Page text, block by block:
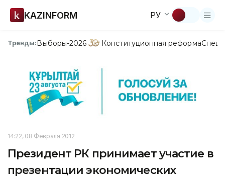
KAZINFORM РУ
Тренды:Выборы-2026 Конституционная реформа
14:22, 08 Февраля 2012
Президент РК принимает участие в
презентации экономических